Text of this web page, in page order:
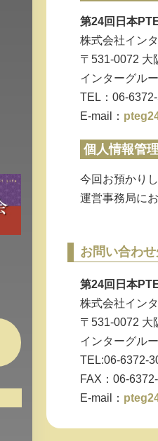
第24回日本
株式会社イン
〒531-0072 大
インターグル
TEL：06-
E-mail：
個人情報管
今回お預かり
運営事務局に
お問い合わ
第24回日本
株式会社イン
〒531-0072 大
インターグル
TEL:06-6372-
FAX：06-
E-mail：